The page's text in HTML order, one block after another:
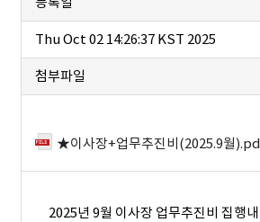
Thu Oct 02 14:26:37 KST 2025
첨부파일
★이사장+업무추진비(2025.9월
2025년 9월 이사장 업무추진비 집행